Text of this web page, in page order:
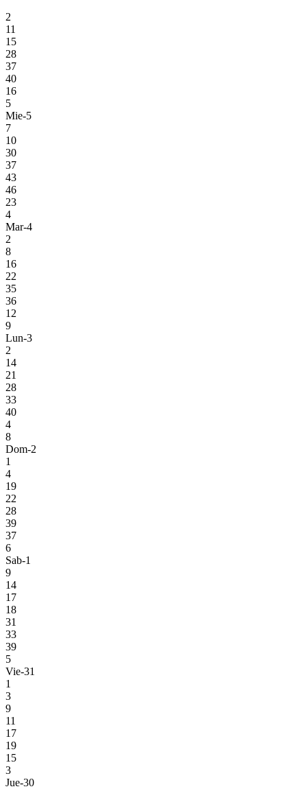
2
11
15
28
37
40
16
5
Mie-5
7
10
30
37
43
46
23
4
Mar-4
2
8
16
22
35
36
12
9
Lun-3
2
14
21
28
33
40
4
8
Dom-2
1
4
19
22
28
39
37
6
Sab-1
9
14
17
18
31
33
39
5
Vie-31
1
3
9
11
17
19
15
3
Jue-30